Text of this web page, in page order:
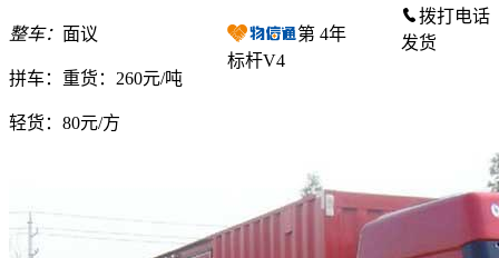
整车： 面议
拼车： 重货：260元/吨
轻货： 80元/方
第 4年
标杆V4
拨打电话
发货